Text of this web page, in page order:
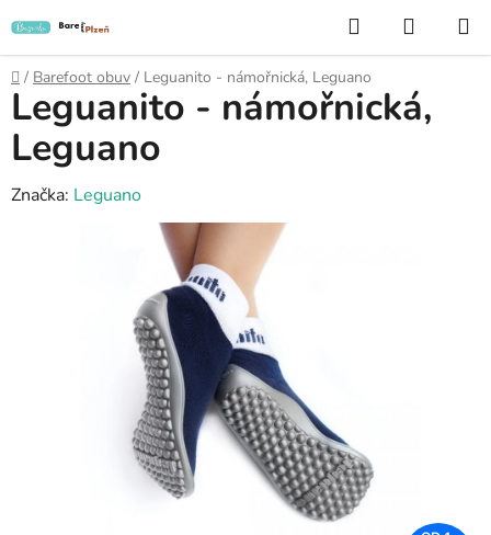
na
obsah
Hledat
KOŠÍK
Domů
/ Barefoot obuv / Leguanito - námořnická, Leguano
Leguanito - námořnická,
Leguano
Značka: Leguano